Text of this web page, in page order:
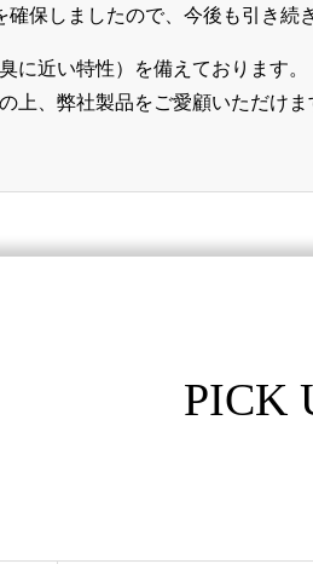
保しましたので、今後も引き続
近い特性）を備えております。
、弊社製品をご愛顧いただけま
PICK